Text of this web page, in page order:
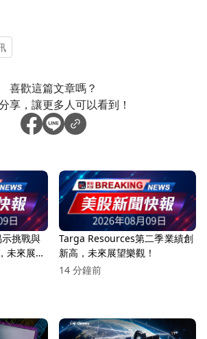
喜歡這篇文章嗎？
享，讓更多人可以看到！
挑戰與
未來展望
Targa Resources第二季業績創
新高，未來展望樂觀！
14 分鐘前